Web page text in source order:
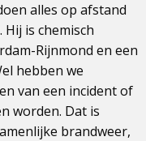
alles op afstand
is chemisch
Rijnmond en een
hebben we
van een incident of
worden. Dat is
brandweer,